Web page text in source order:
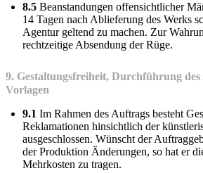
8.5 Beanstandungen offensichtlicher
14 Tagen nach Ablieferung des Werks
Agentur geltend zu machen. Zur
rechtzeitige Absendung der Rüge.
9. Gestaltungsfreiheit, Durchführung
Vorlagen
9.1 Im Rahmen des Auftrags besteht
Reklamationen hinsichtlich der
ausgeschlossen. Wünscht der
der Produktion Änderungen, so hat er
Mehrkosten zu tragen.